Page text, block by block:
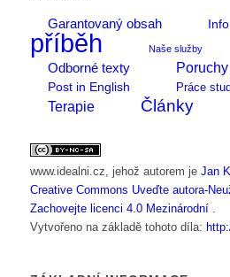
Garantovaný obsah
příběh
Naše služby
Odborné texty
Post in English Práce
Terapie Články
www.idealni.cz , jehož autorem je Jan
Creative Commons Uveďte autora-
Zachovejte licenci 4.0 Mezinárodní
Vytvořeno na základě tohoto díla: